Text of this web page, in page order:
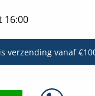
16:00
verzending vanaf